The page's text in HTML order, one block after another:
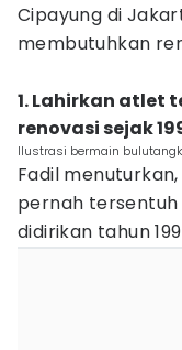
Cipayung di
membutuhkan
1. Lahirkan atlet
renovasi sejak
Ilustrasi bermain
Fadil
pernah tersentuh
didirikan tahun